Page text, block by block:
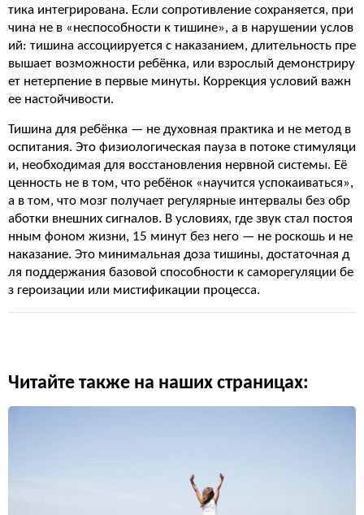
тика интегрирована. Если сопротивление сохраняется, при
чина не в «неспособности к тишине», а в нарушении услов
ий: тишина ассоциируется с наказанием, длительность пре
вышает возможности ребёнка, или взрослый демонстриру
ет нетерпение в первые минуты. Коррекция условий важн
ее настойчивости.
Тишина для ребёнка — не духовная практика и не метод в
оспитания. Это физиологическая пауза в потоке стимуляци
и, необходимая для восстановления нервной системы. Её
ценность не в том, что ребёнок «научится успокаиваться»,
а в том, что мозг получает регулярные интервалы без обр
аботки внешних сигналов. В условиях, где звук стал постоя
нным фоном жизни, 15 минут без него — не роскошь и не
наказание. Это минимальная доза тишины, достаточная д
ля поддержания базовой способности к саморегуляции бе
з героизации или мистификации процесса.
Читайте также на наших страницах: